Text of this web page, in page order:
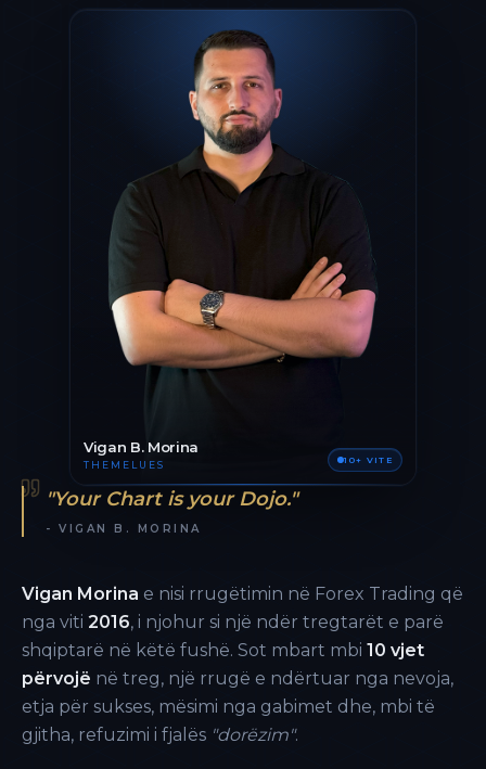
Vigan B. Morina
THEMELUES 10+ VITE
"Your Chart is your Dojo."
- VIGAN B. MORINA
Vigan Morina e nisi rrugëtimin në Forex Trading që
nga viti 2016, i njohur si një ndër tregtarët e parë
shqiptarë në këtë fushë. Sot mbart mbi 10 vjet
përvojë në treg, një rrugë e ndërtuar nga nevoja,
etja për sukses, mësimi nga gabimet dhe, mbi të
gjitha, refuzimi i fjalës "dorëzim".